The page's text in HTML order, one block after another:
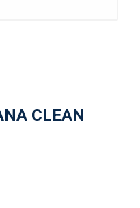
CLEAN